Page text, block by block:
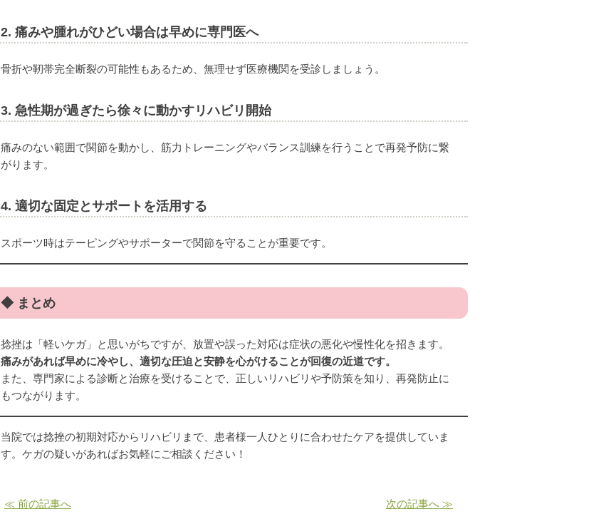
2. 痛みや腫れがひどい場合は早めに専門医へ
骨折や靭帯完全断裂の可能性もあるため、無理せず医療機関を受診しましょう。
3. 急性期が過ぎたら徐々に動かすリハビリ開始
痛みのない範囲で関節を動かし、筋力トレーニングやバランス訓練を行うことで再発予防に繋
がります。
4. 適切な固定とサポートを活用する
スポーツ時はテーピングやサポーターで関節を守ることが重要です。
◆ まとめ
捻挫は「軽いケガ」と思いがちですが、放置や誤った対応は症状の悪化や慢性化を招きます。
痛みがあれば早めに冷やし、適切な圧迫と安静を心がけることが回復の近道です。
また、専門家による診断と治療を受けることで、正しいリハビリや予防策を知り、再発防止に
もつながります。
当院では捻挫の初期対応からリハビリまで、患者様一人ひとりに合わせたケアを提供していま
す。ケガの疑いがあればお気軽にご相談ください！
≪ 前の記事へ 次の記事へ ≫